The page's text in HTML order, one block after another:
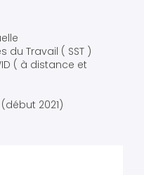
du Travail ( SST )
( à distance et
2021)